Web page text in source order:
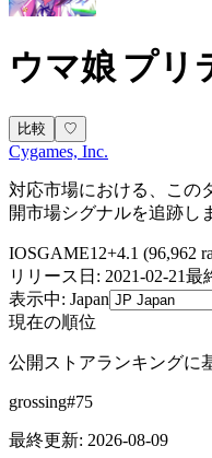
ウマ娘 プリ
比較 ♡
Cygames, Inc.
対応市場における、この
開市場シグナルを追跡し
IOSGAME12+4.1 (96,962
リリース日 : 2021-02-21最
表示中: Japan
現在の順位
公開ストアランキングに
grossing#75
最終更新: 2026-08-09